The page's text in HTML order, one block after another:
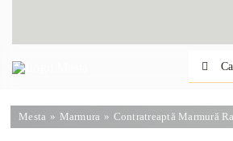
Caută:
Mesta Marmura Contratreaptă Marmură